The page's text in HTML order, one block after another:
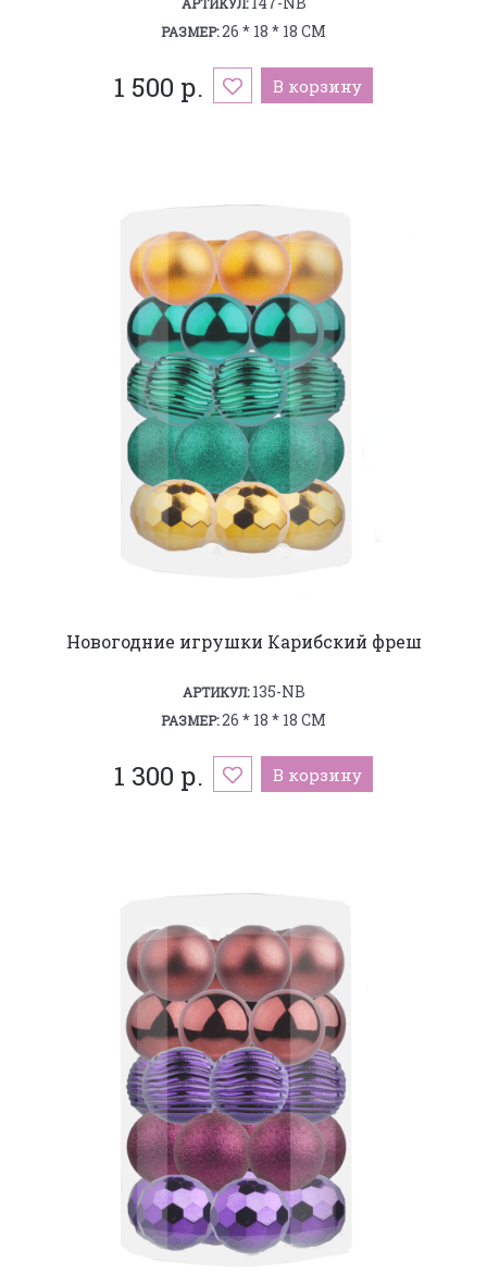
РАЗМЕР:26 * 18 * 18 СМ
1 500 р. В корзину
Новогодние игрушки Карибский фреш
АРТИКУЛ:135-NB
РАЗМЕР:26 * 18 * 18 СМ
1 300 р. В корзину